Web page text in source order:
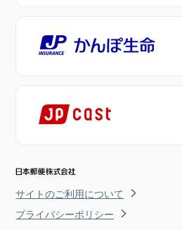
サイトのご利用について
プライバシーポリシー